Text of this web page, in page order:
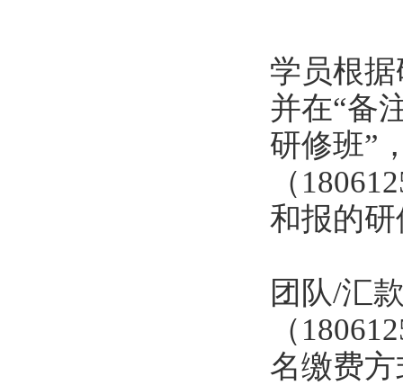
学员根
并在“备
研修班”
（
和报的
团队/汇
（
名缴费